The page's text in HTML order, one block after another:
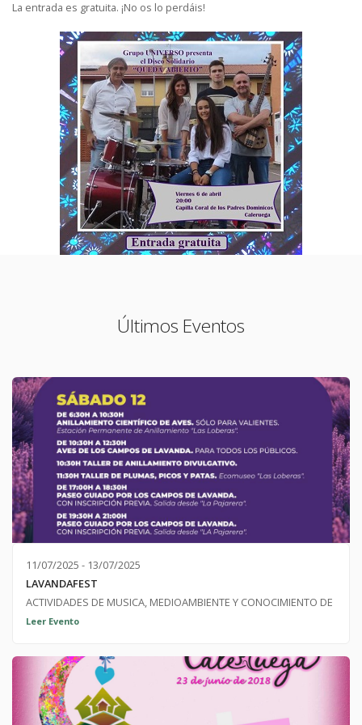
La entrada es gratuita. ¡No os lo perdáis!
Últimos Eventos
11/07/2025 - 13/07/2025
LAVANDAFEST
ACTIVIDADES DE MUSICA, MEDIOAMBIENTE Y CONOCIMIENTO DE
AVES Y LAVANDA
Leer Evento